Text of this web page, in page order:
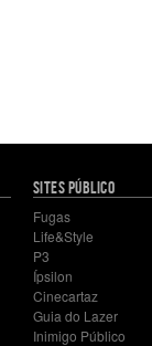
SITES PÚBLICO
Fugas
Life&Style
P3
Ípsilon
Cinecartaz
Guia do Lazer
Inimigo Público